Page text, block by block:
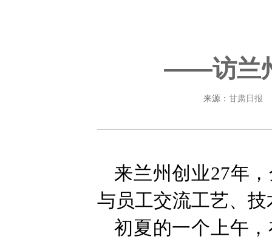
——访兰
来源： 甘肃日报
来兰州创业27年
与员工交流工艺、
初夏的一个上午